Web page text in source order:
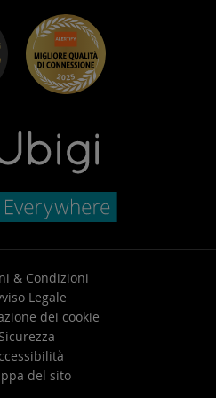
& Condizioni
Legale
dei cookie
Sicurezza
del sito